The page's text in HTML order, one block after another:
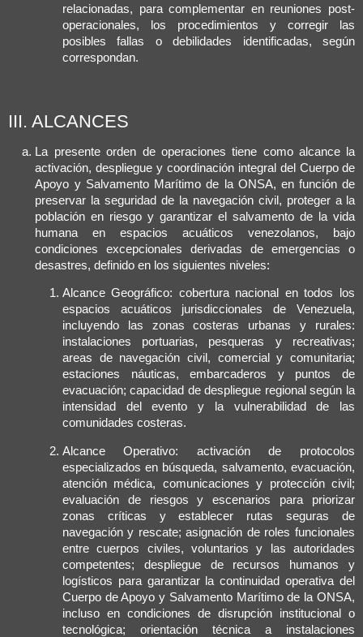
relacionadas, para complementar en reuniones post-
operacionales, los procedimientos y corregir las
posibles fallas o debilidades identificadas, según
correspondan.
III. ALCANCES
La presente orden de operaciones tiene como alcance la
activación, despliegue y coordinación integral del Cuerpo de
Apoyo y Salvamento Marítimo de la ONSA, en función de
preservar la seguridad de la navegación civil, proteger a la
población en riesgo y garantizar el salvamento de la vida
humana en espacios acuáticos venezolanos, bajo
condiciones excepcionales derivadas de emergencias o
desastres, definido en los siguientes niveles:
Alcance Geográfico: cobertura nacional en todos los
espacios acuáticos jurisdiccionales de Venezuela,
incluyendo las zonas costeras urbanas y rurales:
instalaciones portuarias, pesqueras y recreativas;
areas de navegación civil, comercial y comunitaria;
estaciones náuticas, embarcaderos y puntos de
evacuación; capacidad de despliegue regional según la
intensidad del evento y la vulnerabilidad de las
comunidades costeras.
Alcance Operativo: activación de protocolos
especializados en búsqueda, salvamento, evacuación,
atención médica, comunicaciones y protección civil;
evaluación de riesgos y escenarios para priorizar
zonas críticas y establecer rutas seguras de
navegación y rescate; asignación de roles funcionales
entre cuerpos civiles, voluntarios y las autoridades
competentes; despliegue de recursos humanos y
logísticos para garantizar la continuidad operativa del
Cuerpo de Apoyo y Salvamento Marítimo de la ONSA,
incluso en condiciones de disrupción institucional o
tecnológica; orientación técnica a instalaciones